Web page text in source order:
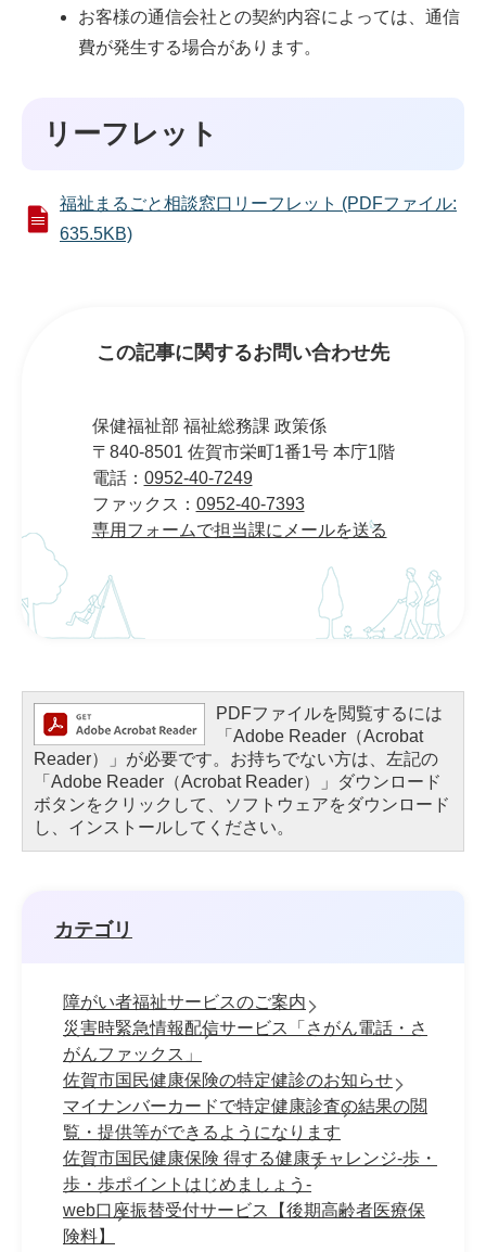
お客様の通信会社との契約内容によっては、通信
費が発生する場合があります。
リーフレット
福祉まるごと相談窓口リーフレット (PDFファイル:
635.5KB)
この記事に関するお問い合わせ先
保健福祉部 福祉総務課 政策係
〒840-8501 佐賀市栄町1番1号 本庁1階
電話： 0952-40-7249
ファックス： 0952-40-7393
専用フォームで担当課にメールを送る
PDFファイルを閲覧するには
「Adobe Reader（Acrobat
Reader）」が必要です。お持ちでない方は、左記の
「Adobe Reader（Acrobat Reader）」ダウンロード
ボタンをクリックして、ソフトウェアをダウンロード
し、インストールしてください。
カテゴリ
障がい者福祉サービスのご案内
災害時緊急情報配信サービス「さがん電話・さ
がんファックス」
佐賀市国民健康保険の特定健診のお知らせ
マイナンバーカードで特定健康診査の結果の閲
覧・提供等ができるようになります
佐賀市国民健康保険 得する健康チャレンジ-歩・
歩・歩ポイントはじめましょう-
web口座振替受付サービス【後期高齢者医療保
険料】